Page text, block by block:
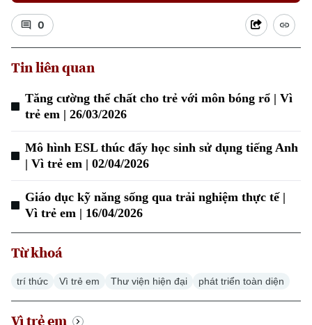
Chuyên mục
Thời sự
Hà Nội
0
Tin liên quan
Tăng cường thể chất cho trẻ với môn bóng rổ | Vì
trẻ em | 26/03/2026
Mô hình ESL thúc đẩy học sinh sử dụng tiếng Anh
| Vì trẻ em | 02/04/2026
Giáo dục kỹ năng sống qua trải nghiệm thực tế |
Vì trẻ em | 16/04/2026
Từ khoá
trí thức Vì trẻ em Thư viện hiện đại phát triển toàn diện
Vì trẻ em